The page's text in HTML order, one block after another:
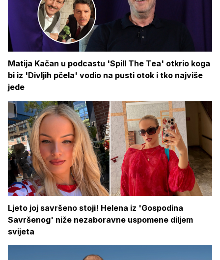
Matija Kačan u podcastu 'Spill The Tea' otkrio koga
bi iz 'Divljih pčela' vodio na pusti otok i tko najviše
jede
Ljeto joj savršeno stoji! Helena iz 'Gospodina
Savršenog' niže nezaboravne uspomene diljem
svijeta